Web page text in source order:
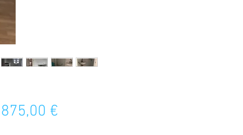
875,00 €Prix